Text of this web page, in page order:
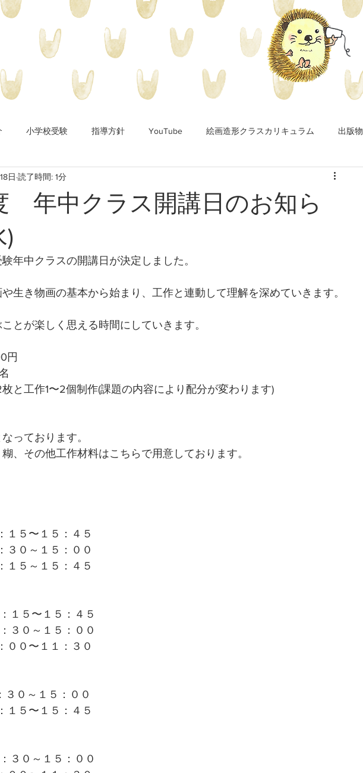
小学校受験 指導方針 YouTube 絵画造形クラスカリキュラム 出版物
年中クラス開講日のお知ら
)
日 読了時間: 1分
年中クラスの開講日が決定しました。
生き物画の基本から始まり、工作と連動して理解を深めていきます。
とが楽しく思える時間にしていきます。
円
と工作1〜2個制作(課題の内容により配分が変わります)
っております。
、その他工作材料はこちらで用意しております。
１５〜１５：４５
３０～１５：００
１５～１５：４５
１５〜１５：４５
３０～１５：００
００〜１１：３０
３０～１５：００
１５〜１５：４５
３０～１５：００